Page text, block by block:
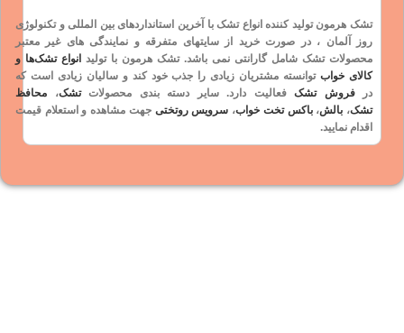
تشک هرمون تولید کننده انواع تشک با آخرین استانداردهای بین المللی وتکنولوژی
روز آلمان ، در صورت خرید از سایتهای متفرقه و نمایندگی های غیر معتبر
محصولات تشک شاملگارانتی نمی باشد. تشک هرمون با تولید انواع تشک‌ها و
کالای خوابتوانسته مشتریان زیادی را جذب خود کند و سالیان زیادی است که
درفروش تشک فعالیت دارد. سایر دسته بندی محصولاتتشک، محافظ
تشک، بالش،باکس تخت خواب، سرویس روتختی جهت مشاهده و استعلام قیمت
اقدام نمایید.